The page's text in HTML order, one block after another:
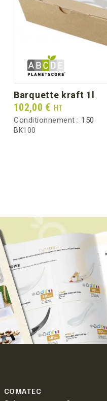
barquette kraft 1l
Prix
102,00 € HT
Conditionnement : 150
BK100
COMATEC